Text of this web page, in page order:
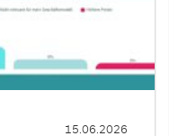
15.06.2026